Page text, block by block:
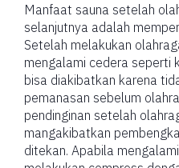
Manfaat sauna setelah
selanjutnya adalah
Setelah melakukan
mengalami cedera seperti
bisa diakibatkan karena
pemanasan sebelum
pendinginan setelah
mangakibatkan
ditekan. Apabila